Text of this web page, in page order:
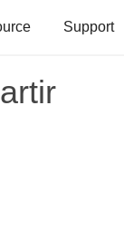
Support